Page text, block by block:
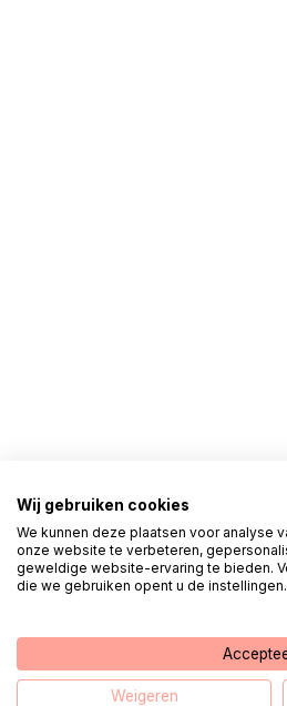
Wij gebruiken cookies
We kunnen deze plaatsen voor analyse
onze website te verbeteren,
geweldige website-ervaring te bieden.
die we gebruiken opent u de instellingen.
Weigeren